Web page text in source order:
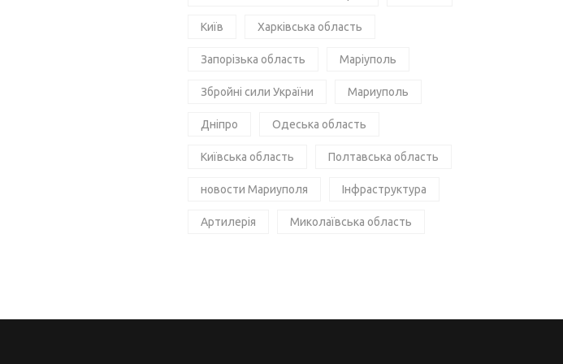
Київ Харківська область
Запорізька область Маріуполь
Збройні сили України Мариуполь
Дніпро Одеська область
Київська область Полтавська область
новости Мариуполя Інфраструктура
Артилерія Миколаївська область